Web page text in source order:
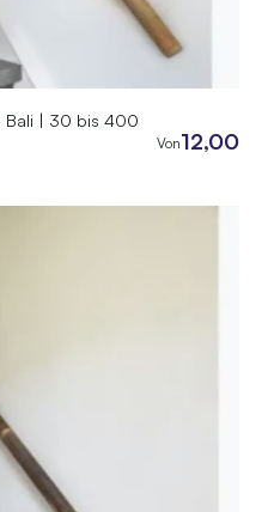
Bali | 30 bis 400
Von12,00